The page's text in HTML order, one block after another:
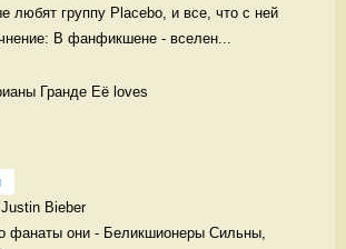
любят группу Placebo, и все, что с ней
В фанфикшене - вселен...
Гранде Её loves
Bieber
фанаты они - Беликшионеры Сильны,